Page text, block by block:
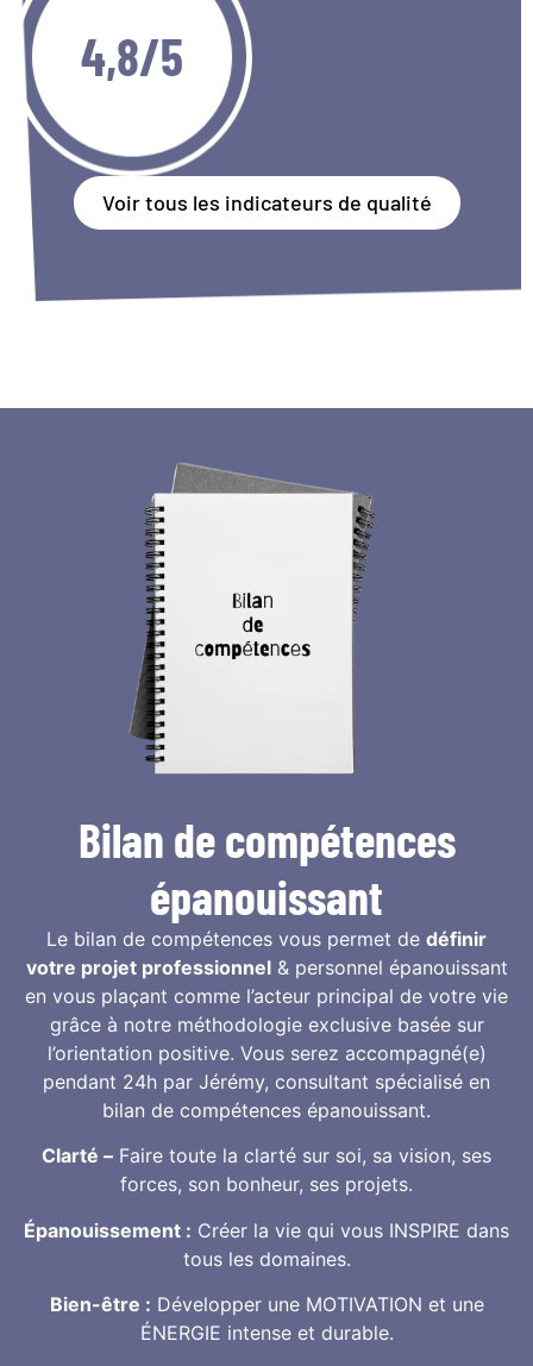
4,8/5
Voir tous les indicateurs de qualité
Bilan de compétences
épanouissant
Le bilan de compétences vous permet de définir
votre projet professionnel& personnel épanouissant
en vous plaçant comme l’acteur principal de votre vie
grâce à notre méthodologie exclusive basée sur
l’orientation positive. Vous serez accompagné(e)
pendant 24h par Jérémy, consultant spécialisé en
bilan de compétences épanouissant.
Clarté – Faire toute la clarté sur soi, sa vision, ses
forces, son bonheur, ses projets.
Épanouissement : Créer la vie qui vous INSPIRE dans
tous les domaines.
Bien-être : Développer une MOTIVATION et une
ÉNERGIE intense et durable.